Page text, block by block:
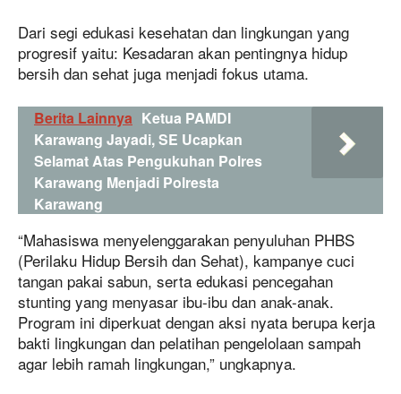
Dari segi edukasi kesehatan dan lingkungan yang
progresif yaitu: Kesadaran akan pentingnya hidup
bersih dan sehat juga menjadi fokus utama.
Berita Lainnya Ketua PAMDI
Karawang Jayadi, SE Ucapkan
Selamat Atas Pengukuhan Polres
Karawang Menjadi Polresta
Karawang
“Mahasiswa menyelenggarakan penyuluhan PHBS
(Perilaku Hidup Bersih dan Sehat), kampanye cuci
tangan pakai sabun, serta edukasi pencegahan
stunting yang menyasar ibu-ibu dan anak-anak.
Program ini diperkuat dengan aksi nyata berupa kerja
bakti lingkungan dan pelatihan pengelolaan sampah
agar lebih ramah lingkungan,” ungkapnya.